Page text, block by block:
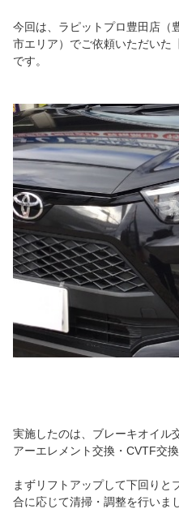
今回は、ラピットプロ豊田店（
市エリア）でご依頼いただいた
です。
実施したのは、ブレーキオイル
アーエレメント交換・CVTF交
まずリフトアップして下回りと
合に応じて清掃・調整を行いま